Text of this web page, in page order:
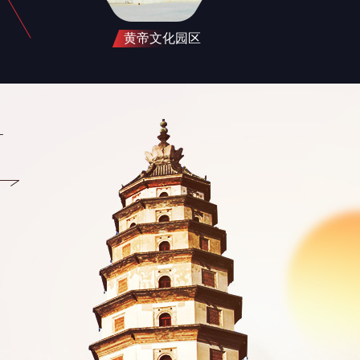
黄帝文化园区